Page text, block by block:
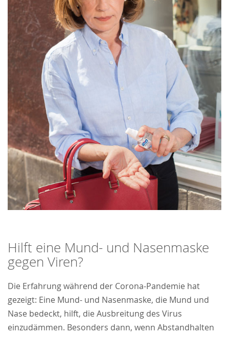
Hilft eine Mund- und Nasenmaske
gegen Viren?
Die Erfahrung während der Corona-Pandemie hat
gezeigt: Eine Mund- und Nasenmaske, die Mund und
Nase bedeckt, hilft, die Ausbreitung des Virus
einzudämmen. Besonders dann, wenn Abstandhalten